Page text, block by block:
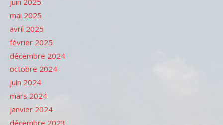
mai 2025
avril 2025
février 2025
décembre 2024
octobre 2024
juin 2024
mars 2024
janvier 2024
décembre 2023